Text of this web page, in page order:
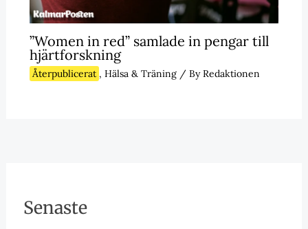
”Women in red” samlade in pengar till
hjärtforskning
Återpublicerat , Hälsa & Träning/ ByRedaktionen
Senaste